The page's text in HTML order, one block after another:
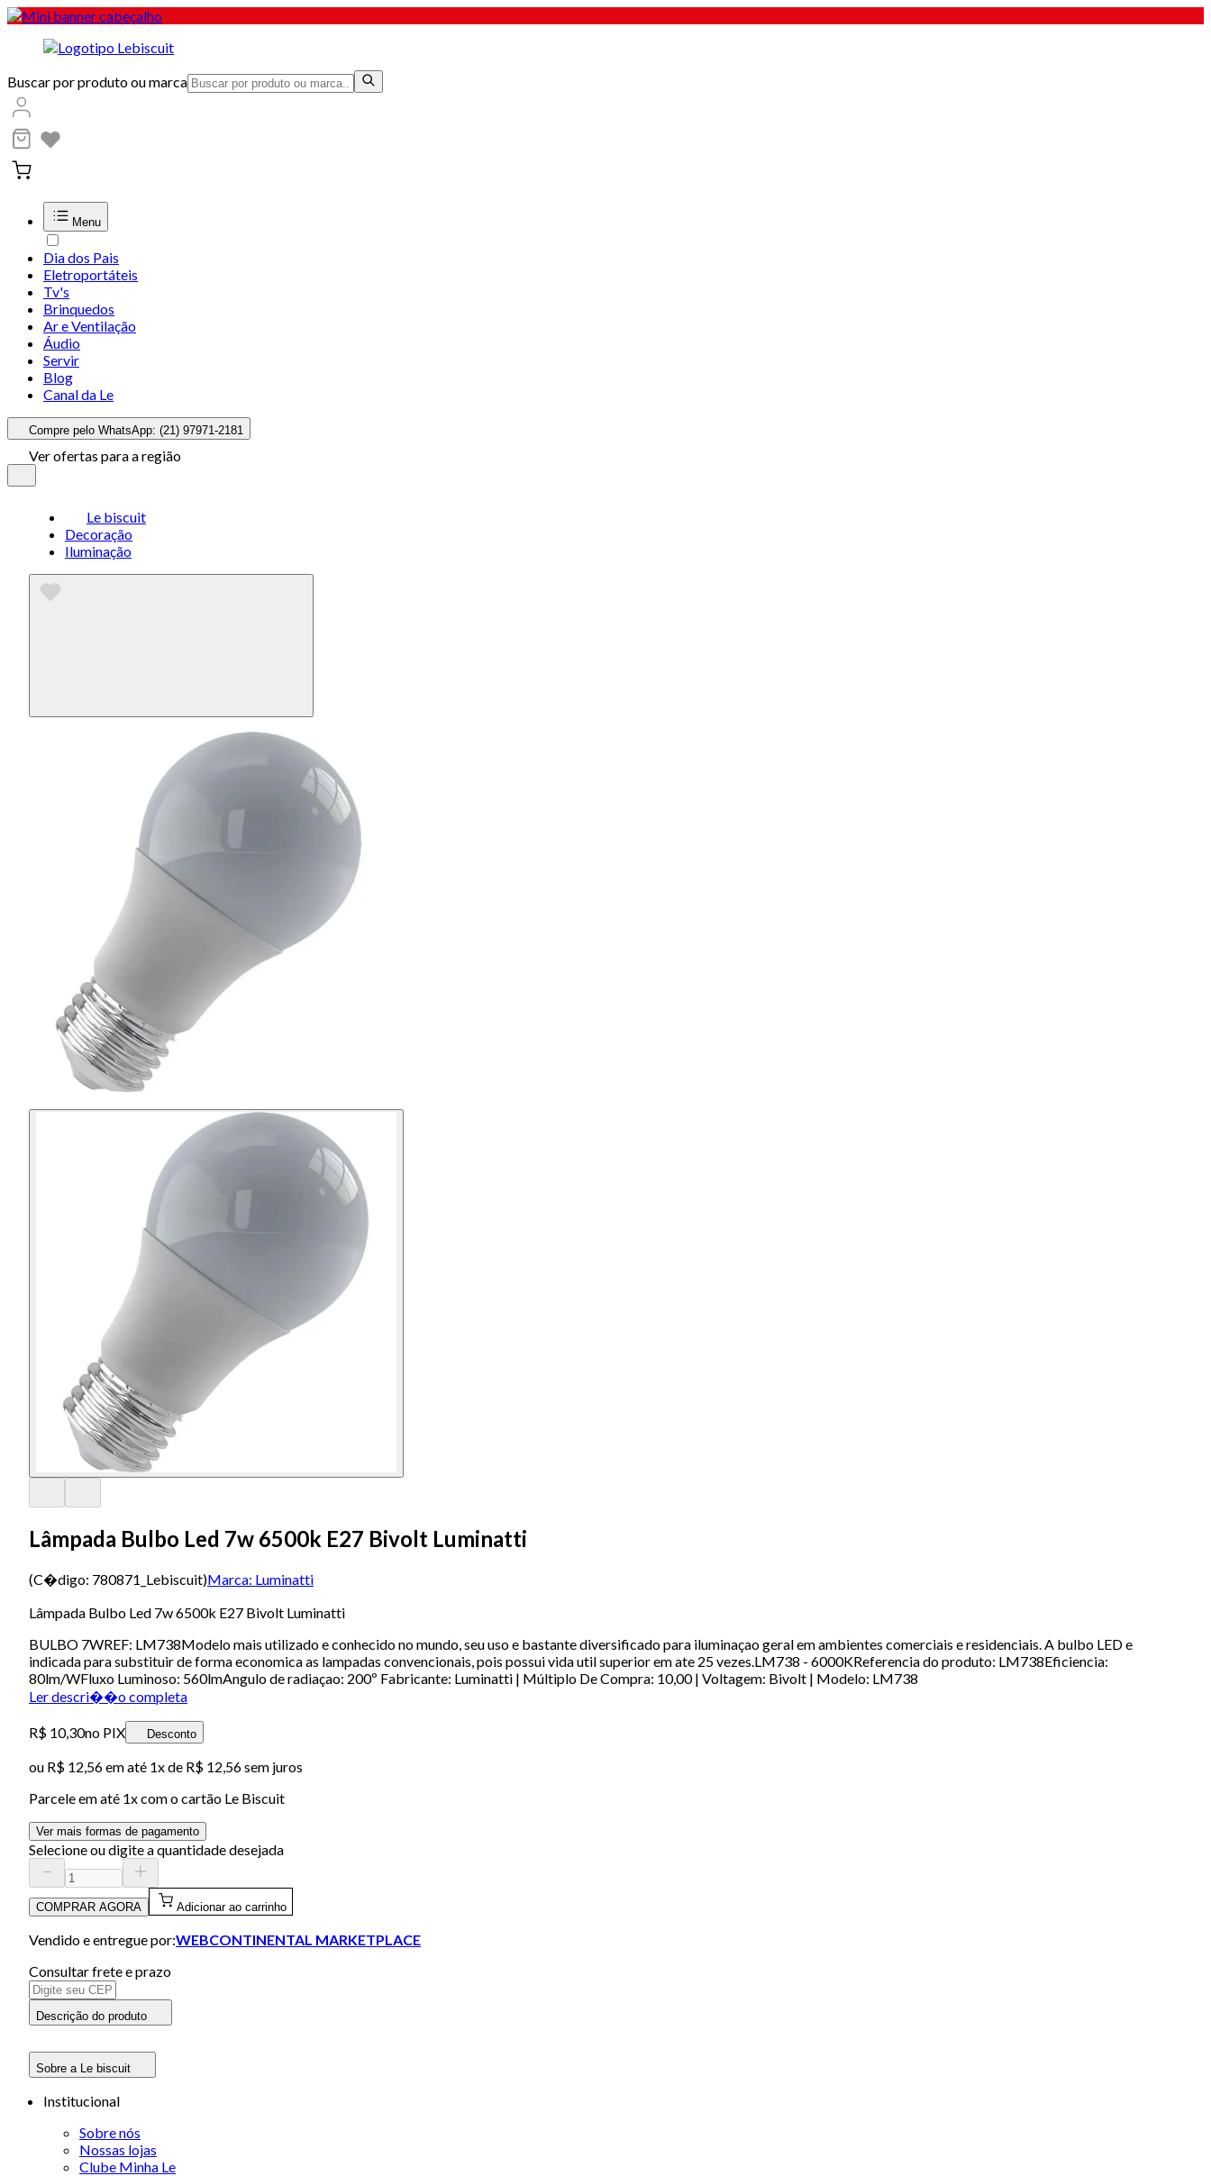
Buscar por produto ou marca
Menu
Dia dos Pais
Eletroportáteis
Tv's
Brinquedos
Ar e Ventilação
Áudio
Servir
Blog
Canal da Le
Compre pelo WhatsApp: (21) 97971-2181
Ver ofertas para a região
Le biscuit
Decoração
Iluminação
Lâmpada Bulbo Led 7w 6500k E27 Bivolt Luminatti
(C�digo: 780871_Lebiscuit)Marca: Luminatti
Lâmpada Bulbo Led 7w 6500k E27 Bivolt Luminatti
BULBO 7WREF: LM738Modelo mais utilizado e conhecido no mundo, seu uso e bastante diversificado para iluminaçao geral em ambientes comerciais e residenciais. A bulbo LED e
indicada para substituir de forma economica as lampadas convencionais, pois possui vida util superior em ate 25 vezes.LM738 - 6000KReferencia do produto: LM738Eficiencia:
80lm/WFluxo Luminoso: 560lmAngulo de radiaçao: 200º Fabricante: Luminatti | Múltiplo De Compra: 10,00 | Voltagem: Bivolt | Modelo: LM738
Ler descri��o completa
R$ 10,30no PIX Desconto
ou R$ 12,56em até 1x de R$ 12,56sem juros
Parcele em até 1x com o cartão Le Biscuit
Ver mais formas de pagamento
Selecione ou digite a quantidade desejada
COMPRAR AGORA Adicionar ao carrinho
Vendido e entregue por:WEBCONTINENTAL MARKETPLACE
Consultar frete e prazo
Descrição do produto
Sobre a Le biscuit
Institucional
Sobre nós
Nossas lojas
Clube Minha Le